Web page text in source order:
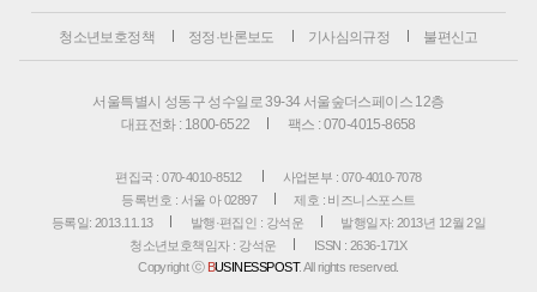
청소년보호정책 정정·반론보도 기사심의규정 불편신고
서울특별시 성동구 성수일로 39-34 서울숲더스페이스 12층
대표전화 : 1800-6522
팩스 : 070-4015-8658
편집국 : 070-4010-8512
사업본부 : 070-4010-7078
등록번호 : 서울 아 02897
제호 : 비즈니스포스트
등록일: 2013.11.13
발행·편집인 : 강석운
발행일자: 2013년 12월 2일
청소년보호책임자 : 강석운
ISSN : 2636-171X
Copyright ⓒ BUSINESSPOST. All rights reserved.